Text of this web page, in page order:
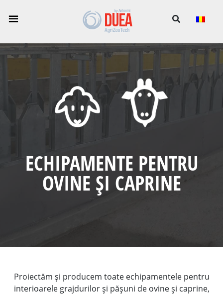
ECHIPAMENTE PENTRU
OVINE ȘI CAPRINE
Proiectăm și producem toate echipamentele pentru
interioarele grajdurilor și pășuni de ovine și caprine,